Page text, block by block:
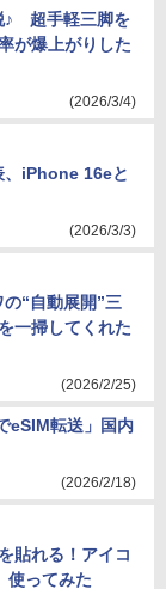
♪ 超手軽三脚を
が爆上がりした
(2026/3/4)
iPhone 16eと
(2026/3/3)
“自動展開”三
一掃してくれた
(2026/2/25)
eSIM転送」国内
(2026/2/18)
貼れる！アイコ
使ってみた